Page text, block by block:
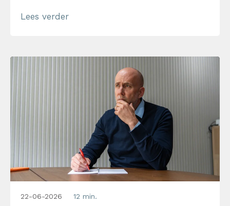
ontdek hoe je sneller uit drama stapt
Lees verder
22-06-2026 12 min.